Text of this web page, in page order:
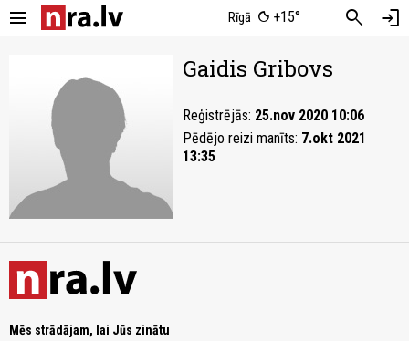
menu Rīgā +15° search login
Gaidis Gribovs
Reģistrējās: 25.nov 2020 10:06
Pēdējo reizi manīts: 7.okt 2021
13:35
Mēs strādājam, lai Jūs zinātu